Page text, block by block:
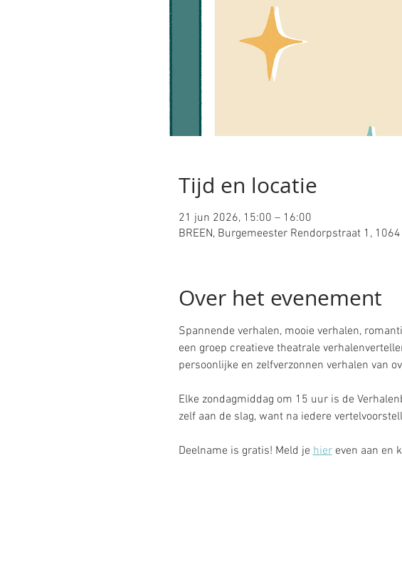
Tijd en locatie
21 jun 2026, 15:00 – 16:00
BREEN, Burgemeester Rendorpstraat 1,
Over het evenement
Spannende verhalen, mooie verhalen,
een groep creatieve theatrale
persoonlijke en zelfverzonnen verhalen van
Elke zondagmiddag om 15 uur is de
zelf aan de slag, want na iedere
Deelname is gratis! Meld je hier even aan en